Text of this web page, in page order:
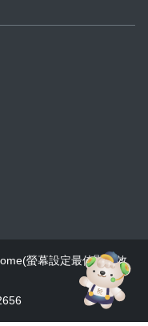
螢幕設定最佳顯示效